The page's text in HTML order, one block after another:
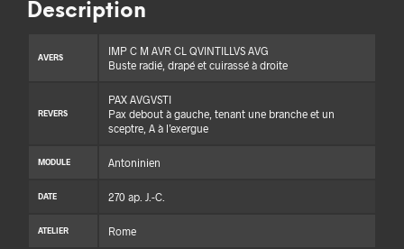
Description
AVERS
IMP C M AVR CL QVINTILLVS AVG
Buste radié, drapé et cuirassé à droite
REVERS
PAX AVGVSTI
Pax debout à gauche, tenant une branche et un
sceptre, A à l’exergue
MODULE Antoninien
DATE 270 ap. J.-C.
ATELIER Rome